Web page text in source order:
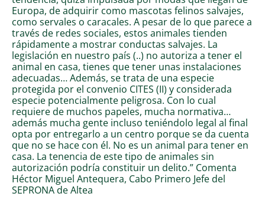
Europa, de adquirir como mascotas felinos salvajes,
como servales o caracales. A pesar de lo que parece a
través de redes sociales, estos animales tienden
rápidamente a mostrar conductas salvajes. La
legislación en nuestro país (..) no autoriza a tener el
animal en casa, tienes que tener unas instalaciones
adecuadas… Además, se trata de una especie
protegida por el convenio CITES (II) y considerada
especie potencialmente peligrosa. Con lo cual
requiere de muchos papeles, mucha normativa…
además mucha gente incluso teniéndolo legal al final
opta por entregarlo a un centro porque se da cuenta
que no se hace con él. No es un animal para tener en
casa. La tenencia de este tipo de animales sin
autorización podría constituir un delito.” Comenta
Héctor Miguel Antequera, Cabo Primero Jefe del
SEPRONA de Altea